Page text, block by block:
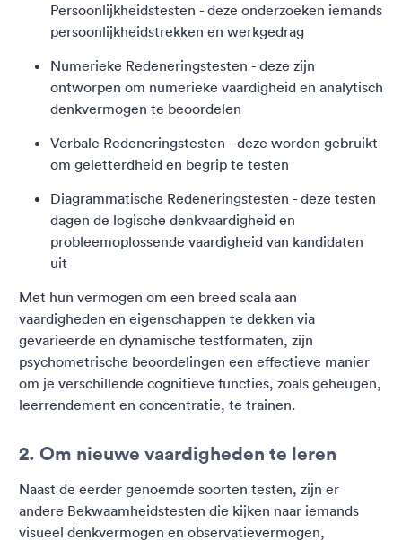
Persoonlijkheidstesten - deze onderzoeken iemands
persoonlijkheidstrekken en werkgedrag
Numerieke Redeneringstesten - deze zijn
ontworpen om numerieke vaardigheid en analytisch
denkvermogen te beoordelen
Verbale Redeneringstesten - deze worden gebruikt
om geletterdheid en begrip te testen
Diagrammatische Redeneringstesten - deze testen
dagen de logische denkvaardigheid en
probleemoplossende vaardigheid van kandidaten
uit
Met hun vermogen om een breed scala aan
vaardigheden en eigenschappen te dekken via
gevarieerde en dynamische testformaten, zijn
psychometrische beoordelingen een effectieve manier
om je verschillende cognitieve functies, zoals geheugen,
leerrendement en concentratie, te trainen.
2. Om nieuwe vaardigheden te leren
Naast de eerder genoemde soorten testen, zijn er
andere Bekwaamheidstesten die kijken naar iemands
visueel denkvermogen en observatievermogen,